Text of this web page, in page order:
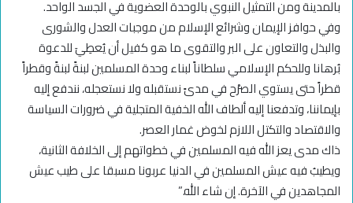
بالمدينة ومن التمثيل النبوي بالوحدة العضوية في الجسد الواحد.
وفي حوافز الإيمان وشرائع الإسلام من موجبات العدل والشورى
والبذل والتعاون على البر والتقوى ما هو كفيل أن يُعطِيَ للدعوة
بُرهانا وللحكم الإسلامي سلطاناً لبناء وحدة المسلمين لبنةً لبنةً وقطراً
قطراً حتى يستوي الصرْح في مدىً نستقبله ولا نستعجله، نندفع إليه
بإيماننا، وتدفعنا إليه ألطاف الله الخفية المتجلية في ضرورات السياسة
والاقتصاد والتكتل اللازم لخوض غمار العصر.
ذاك مدى يعز الله فيه المسلمين في خطواتهم إلى الخلافة الثانية،
ويطيبُ فيه عيش المسلمين في الدنيا عربونا مسبقا على طيب عيش
المجاهدين في الآخرة. إن شاء الله.”